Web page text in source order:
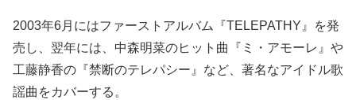
2003年6月にはファーストアルバム『TELEPATHY』を発
売し、翌年には、中森明菜のヒット曲『ミ・アモーレ』や
工藤静香の『禁断のテレパシー』など、著名なアイドル歌
謡曲をカバーする。